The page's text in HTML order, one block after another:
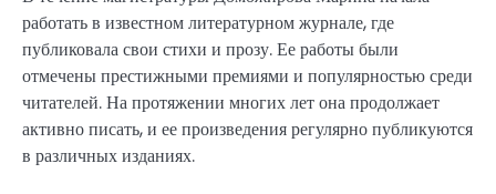
работать в известном литературном журнале, где
публиковала свои стихи и прозу. Ее работы были
отмечены престижными премиями и популярностью среди
читателей. На протяжении многих лет она продолжает
активно писать, и ее произведения регулярно публикуются
в различных изданиях.